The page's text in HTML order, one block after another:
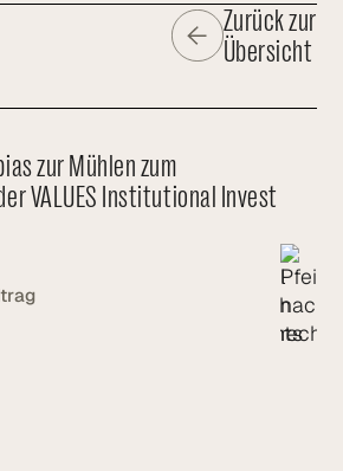
Zurück zur
Übersicht
zur Mühlen zum
VALUES Institutional Invest